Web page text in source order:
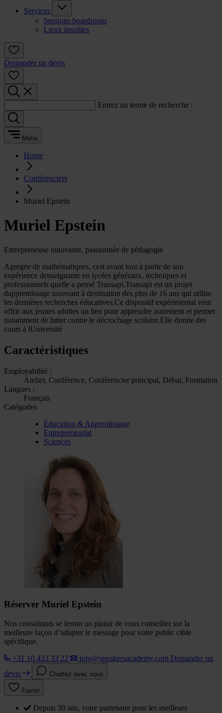
Services
Sessions boardroom
Lieux insolites
Demander un devis
Entrez un terme de recherche :
Menu
Home
Conférenciers
Muriel Epstein
Muriel Epstein
Entrepreneuse innovante, passionnée de pédagogie
Agrégée de mathématiques, cest avant tout à partir de son
expérience denseignante en lycées généraux, techniques et
professionnels quelle a pensé Transapi.Transapi est un projet
dapprentissage innovant à destination des plus de 16 ans qui utilise
les dernières recherches éducatives.Ce dispositif expérimental veut
offrir aux jeunes adultes un lieu pour apprendre autrement et permet
notamment de lutter contre le décrochage scolaire.Elle donne des
cours à lUniversité
Caractéristiques
Employabilité :
Atelier, Conférence, Conférencier principal, Débat, Formation
Langues :
Français
Catégories
Éducation & Apprentissage
Entrepreneuriat
Sciences
Réserver Muriel Epstein
Nos consultants se feront un plaisir de vous conseiller sur la
meilleure façon d’adapter le message pour votre public cible
spécifique.
+31 10 433 33 22
info@speakersacademy.com Demander un
devis
Chattez avec nous
Favori
Depuis 30 ans, votre partenaire pour les meilleurs